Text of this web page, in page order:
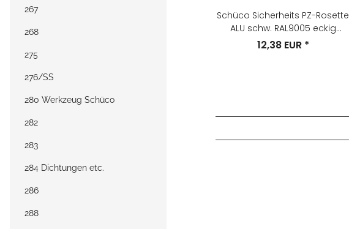
Schüco Sicherheits PZ-Rosette
ALU schw. RAL9005 eckig
74x33x7mm
12,38 EUR *
267
268
275
276/SS
280 Werkzeug Schüco
282
283
284 Dichtungen etc.
286
288